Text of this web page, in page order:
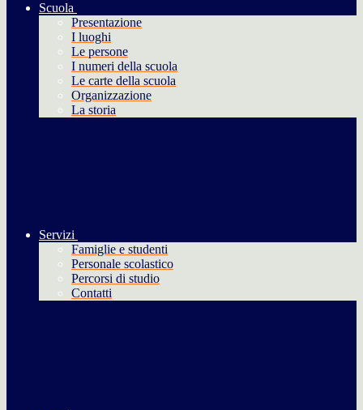
Scuola
Presentazione
I luoghi
Le persone
I numeri della scuola
Le carte della scuola
Organizzazione
La storia
Servizi
Famiglie e studenti
Personale scolastico
Percorsi di studio
Contatti